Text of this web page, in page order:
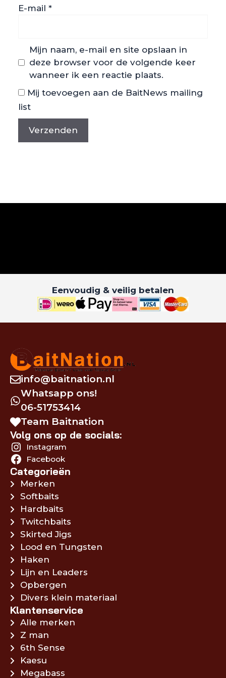
E-mail *
Mijn naam, e-mail en site opslaan in
deze browser voor de volgende keer
wanneer ik een reactie plaats.
Mij toevoegen aan de BaitNews mailing
list
Eenvoudig & veilig betalen
info@baitnation.nl
Whatsapp ons!
06-51753414
Team Baitnation
Volg ons op de socials:
Instagram
Facebook
Categorieën
Merken
Softbaits
Hardbaits
Twitchbaits
Skirted Jigs
Lood en Tungsten
Haken
Lijn en Leaders
Opbergen
Divers klein materiaal
Klantenservice
Alle merken
Z man
6th Sense
Kaesu
Megabass